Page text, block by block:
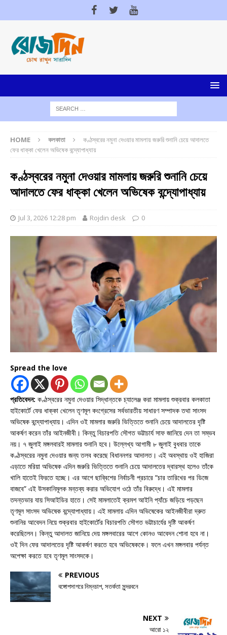
HOME কলকাতা
কণ্ঠস্বরের নমুনা দেওয়ার মামলায় জরুরি শুনানি চেয়ে আদালতে
ফের ধাক্কা খেলেন অভিষেক বন্দ্যোপাধ্যায়
কণ্ঠস্বরের নমুনা দেওয়ার মামলায় জরুরি শুনানি চেয়ে
আদালতে ফের ধাক্কা খেলেন অভিষেক বন্দ্যোপাধ্যায়
Jul 3, 2026 12:28 pm Rojdin desk 0
Spread the love
প্রতিবেদন: কণ্ঠস্বরের নমুনা দেওয়ার সিদ্ধান্তকে চ্যালেঞ্জ করা মামলায় শুক্রবার কলকাতা
হাইকোর্টে ফের ধাক্কা খেলেন তৃণমূল কংগ্রেসের সর্বভারতীয় সাধারণ সম্পাদক তথা সাংসদ
অভিষেক বন্দ্যোপাধ্যায়। এদিন ওই মামলার জরুরি ভিত্তিতে শুনানি চেয়ে আদালতের দৃষ্টি
আকর্ষণ করেন তাঁর আইনজীবী। কিন্তু বিচারপতি সৌগত ভট্টাচার্য সাফ জানিয়ে দেন তা সম্ভব
নয়। ৭ জুলাই মঙ্গলবারই মামলার শুনানি হবে। উল্লেখ্য আগামী ৮ জুলাই বুধবার তাকে
কণ্ঠস্বরের নমুনা দেওয়ার জন্য তলব করেছে বিধাননগর আদালত। এই অবস্থায় ওই হাজিরা
এড়াতে মরিয়া অভিষেক এদিন জরুরি ভিত্তিতে শুনানি চেয়ে আদালতের দ্বারস্থ হলেও তাঁকে
খালি হাতেই ফিরতে হচ্ছে। এর আগে ছাব্বিশের নির্বাচনী প্রচারে “চার তারিখের পর ডিজে
বাজবে” এই উসকানিমূলক মন্তব্য করার অভিযোগ ওঠে তাঁর বিরুদ্ধে। এই মামলার
তদন্তভার যায় সিআইডির হাতে। সেই মামলাতেই ক্রমশ আইনি প্যাঁচে জড়িয়ে পড়ছেন
তৃণমূল সাংসদ অভিষেক বন্দ্যোপাধ্যায়। এই মামলায় এদিন অভিষেকের আইনজীবীরা দ্রুত
শুনানির আবেদন নিয়ে শুক্রবার হাইকোর্টের বিচারপতি সৌগত ভট্টাচার্যের দৃষ্টি আকর্ষণ
করেছিলেন। কিন্তু আদালত জানিয়ে দেয় মঙ্গলবারের আগে কোনও আবেদন শোনা হবে না।
ওই দিন ফের আদালতের দৃষ্টি আকর্ষণ করতে হবে অভিষেককে। ফলে এখন মঙ্গলবার পর্যন্ত
অপেক্ষা করতে হবে তৃণমূল সাংসদকে।
PREVIOUS
বঙ্গোপসাগরে নিম্নচাপ, সতর্কতা সুন্দরবনে
NEXT
আরো ১২